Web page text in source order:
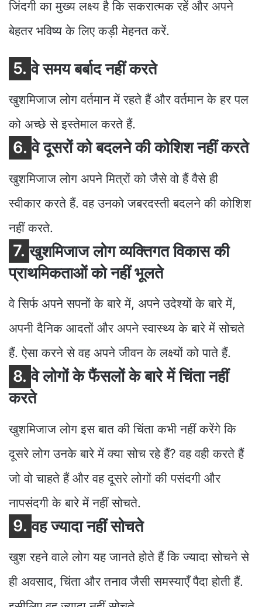
जिंदगी का मुख्य लक्ष्य है कि सकरात्मक रहें और अपने
बेहतर भविष्य के लिए कड़ी मेहनत करें.
5. वे समय बर्बाद नहीं करते
खुशमिजाज लोग वर्तमान में रहते हैं और वर्तमान के हर पल
को अच्छे से इस्तेमाल करते हैं.
6. वे दूसरों को बदलने की कोशिश नहीं करते
खुशमिजाज लोग अपने मित्रों को जैसे वो हैं वैसे ही
स्वीकार करते हैं. वह उनको जबरदस्ती बदलने की कोशिश
नहीं करते.
7. खुशमिजाज लोग व्यक्तिगत विकास की
प्राथमिकताओं को नहीं भूलते
वे सिर्फ अपने सपनों के बारे में, अपने उदेश्यों के बारे में,
अपनी दैनिक आदतों और अपने स्वास्थ्य के बारे में सोचते
हैं. ऐसा करने से वह अपने जीवन के लक्ष्यों को पाते हैं.
8. वे लोगों के फैंसलों के बारे में चिंता नहीं
करते
खुशमिजाज लोग इस बात की चिंता कभी नहीं करेंगे कि
दूसरे लोग उनके बारे में क्या सोच रहे हैं? वह वही करते हैं
जो वो चाहते हैं और वह दूसरे लोगों की पसंदगी और
नापसंदगी के बारे में नहीं सोचते.
9. वह ज्यादा नहीं सोचते
खुश रहने वाले लोग यह जानते होते हैं कि ज्यादा सोचने से
ही अवसाद, चिंता और तनाव जैसी समस्याएँ पैदा होती हैं.